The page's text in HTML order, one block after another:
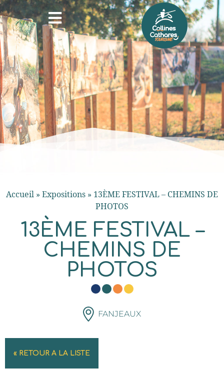
Accueil » Expositions » 13ÈME FESTIVAL – CHEMINS DE
PHOTOS
13ÈME FESTIVAL –
CHEMINS DE
PHOTOS
FANJEAUX
« RETOUR A LA LISTE